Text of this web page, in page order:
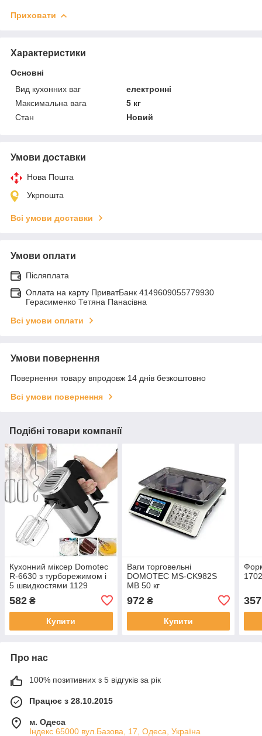
Приховати
Характеристики
Основні
Вид кухонних ваг
електронні
Максимальна вага
5 кг
Стан
Новий
Умови доставки
Нова Пошта
Укрпошта
Всі умови доставки
Умови оплати
Післяплата
Оплата на карту ПриватБанк 4149609055779930
Герасименко Тетяна Панасівна
Всі умови оплати
Умови повернення
Повернення товару впродовж 14 днів безкоштовно
Всі умови повернення
Подібні товари компанії
Кухонний міксер Domotec
R-6630 з турборежимом і
5 швидкостями 1129
582 ₴
Купити
Ваги торговельні
DOMOTEC MS-CK982S
MB 50 кг
972₴
Купити
357
Про нас
100% позитивних з 5 відгуків за рік
Працює з 28.10.2015
м. Одеса
Індекс 65000 вул.Базова, 17, Одеса, Україна